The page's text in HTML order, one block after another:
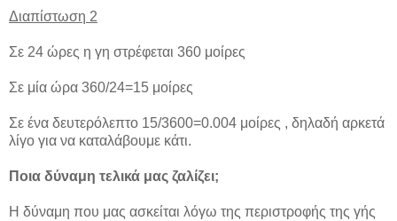
Διαπίστωση 2
Σε 24 ώρες η γη στρέφεται 360 μοίρες
Σε μία ώρα 360/24=15 μοίρες
Σε ένα δευτερόλεπτο 15/3600=0.004 μοίρες , δηλαδή αρκετά
λίγο για να καταλάβουμε κάτι.
Ποια δύναμη τελικά μας ζαλίζει;
Η δύναμη που μας ασκείται λόγω της περιστροφής της γής